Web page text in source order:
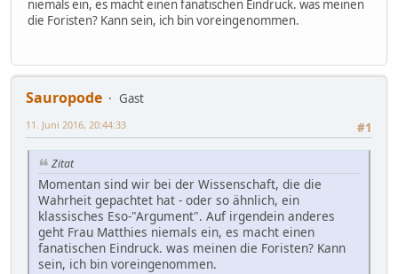
niemals ein, es macht einen fanatischen Eindruck. was meinen
die Foristen? Kann sein, ich bin voreingenommen.
Sauropode
Gast
#1
11. Juni 2016, 20:44:33
Zitat
Momentan sind wir bei der Wissenschaft, die die
Wahrheit gepachtet hat - oder so ähnlich, ein
klassisches Eso-"Argument". Auf irgendein anderes
geht Frau Matthies niemals ein, es macht einen
fanatischen Eindruck. was meinen die Foristen? Kann
sein, ich bin voreingenommen.